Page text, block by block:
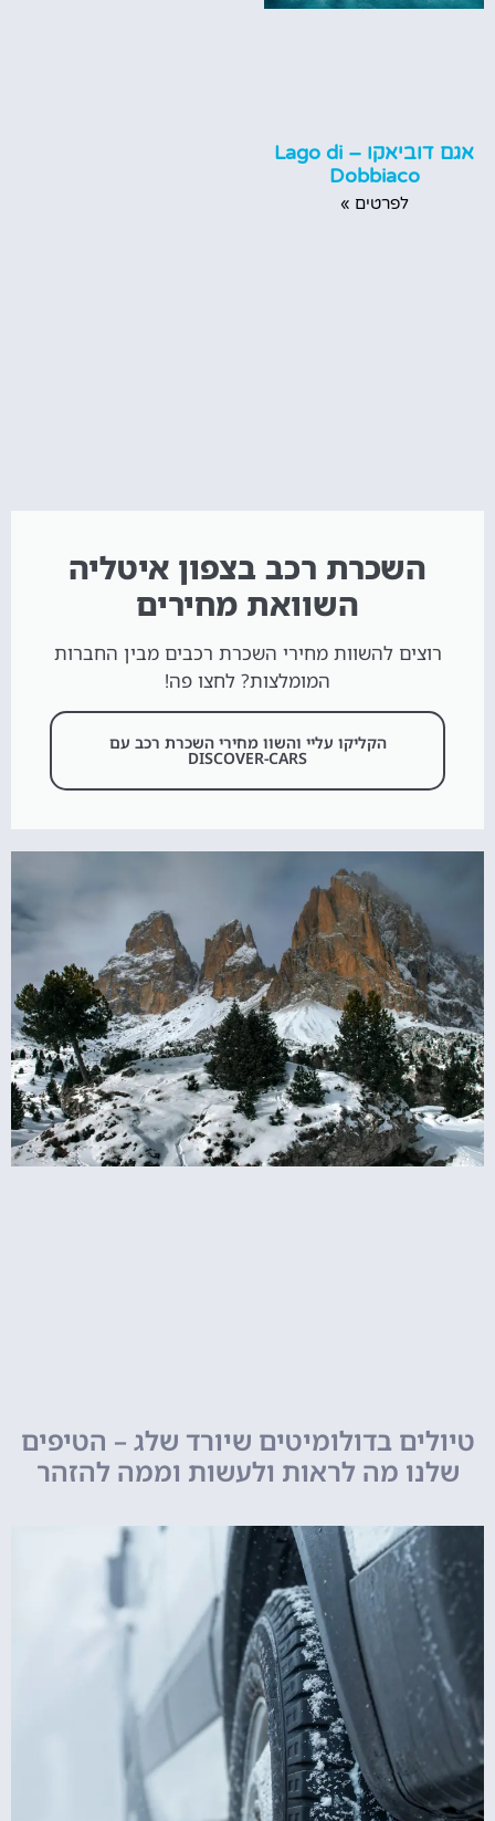
אגם דוביאקו – Lago di
Dobbiaco
לפרטים »
השכרת רכב בצפון איטליה
השוואת מחירים
רוצים להשוות מחירי השכרת רכבים מבין החברות
המומלצות? לחצו פה!
הקליקו עליי והשוו מחירי השכרת רכב עם
DISCOVER-CARS
טיולים בדולומיטים שיורד שלג – הטיפים
שלנו מה לראות ולעשות וממה להזהר